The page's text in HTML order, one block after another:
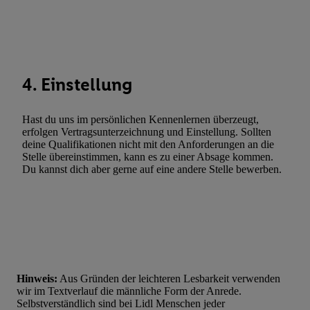
4. Einstellung
Hast du uns im persönlichen Kennenlernen überzeugt,
erfolgen Vertragsunterzeichnung und Einstellung. Sollten
deine Qualifikationen nicht mit den Anforderungen an die
Stelle übereinstimmen, kann es zu einer Absage kommen.
Du kannst dich aber gerne auf eine andere Stelle bewerben.
Hinweis: Aus Gründen der leichteren Lesbarkeit verwenden
wir im Textverlauf die männliche Form der Anrede.
Selbstverständlich sind bei Lidl Menschen jeder
Gewährleistung der Sicherheit, Verhinderung und Aufdeckung
Abgleichung und Kombination von Daten aus unterschiedlichen
Verknüpfung verschiedener Endgeräte, Identifikation von
automatisch übermittelter Informationen, Messung des Erfolgs
Werbekampagnen durch TTD und Nutzung der
Verwendung reduzierter Daten zur Auswahl von
Werbeleistung. Verwendung von Profilen zur Auswahl
Werbung.